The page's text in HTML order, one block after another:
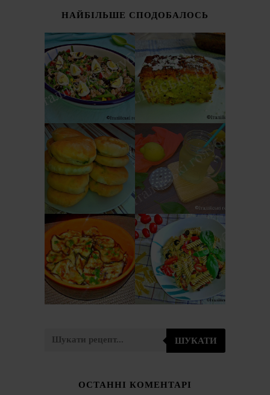
НАЙБІЛЬШЕ СПОДОБАЛОСЬ
ІТАЛІЙСЬКИЙ
САЛАТ З
КВАСОЛІ -
ШПАРАГІВКИ
(INSALATA DI
FAGIOLINI)
СОЛОДКИЙ
ПИРІГ З
КАБАЧКІВ
(TORTA DOLCE DI
ZUCCHINE)
ОСЕТИНСЬКІ
ПИРІЖКИ ЗІ
ШПИНАТОМ І
СИРОМ
ЛИМОНАД З
БАЗИЛІКОМ
(LIMONATA AL
BASILICO)
ЗАКУСКА З
БАКЛАЖАНІВ
ПО-ІТАЛІЙСЬКИ
(ANTIPASTO DI
MELANZANE)
ІТАЛІЙСЬКИЙ
САЛАТ З
МАКАРОНІВ
(PASTA FREDDA)
ШУКАТИ
ОСТАННІ КОМЕНТАРІ